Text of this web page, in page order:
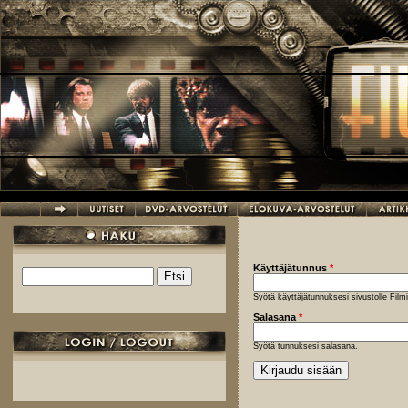
Hyppää pääsisältöön
Hakulomake
Käyttäjätunnus *
Syötä käyttäjätunnuksesi sivustolle
Salasana *
Syötä tunnuksesi salasana.